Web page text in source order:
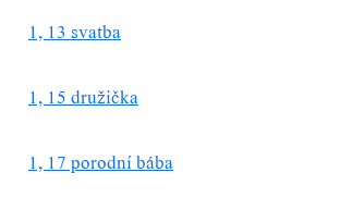
1, 13 svatba
1, 15 družička
1, 17 porodní bába